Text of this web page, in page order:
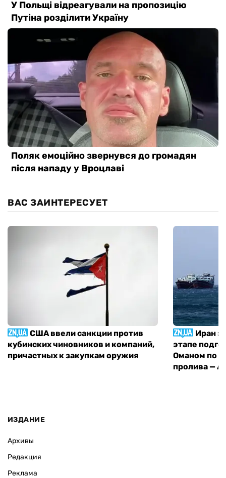
ВАС ЗАИНТЕРЕСУЕТ
США ввели санкции против
кубинских чиновников и компаний,
причастных к закупкам оружия
Иран
этапе
Оманом по
пролива —
ИЗДАНИЕ
Архивы
Редакция
Реклама